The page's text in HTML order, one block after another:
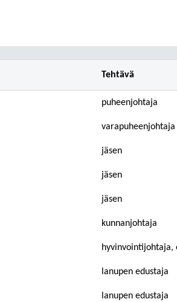
Tehtävä
puheenjohtaja
varapuheenjohtaja
jäsen
jäsen
jäsen
kunnanjohtaja
hyvinvointijohtaja,
lanupen edustaja
lanupen edustaja